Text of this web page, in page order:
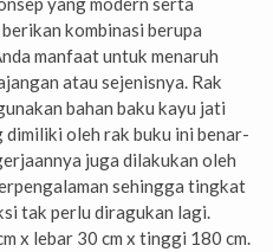
kombinasi berupa
manfaat untuk menaruh
atau sejenisnya. Rak
bahan baku kayu jati
oleh rak buku ini benar-
juga dilakukan oleh
sehingga tingkat
tak perlu diragukan lagi.
x lebar 30 cm x tinggi 180 cm.